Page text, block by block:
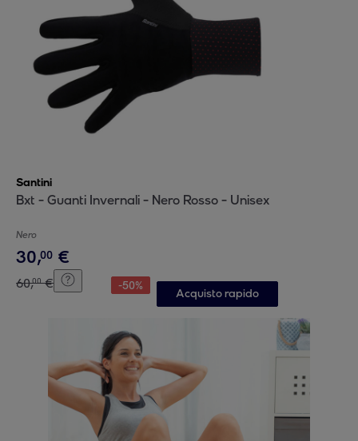
Santini
Bxt - Guanti Invernali - Nero Rosso - Unisex
Nero
30,00 €
60,00 € -50%
Acquisto rapido